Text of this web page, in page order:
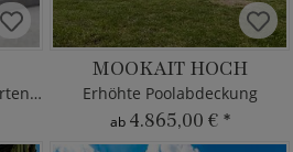
Swimming Pool für den Garten - Set
MOOKAIT HOCH
Erhöhte Poolabdeckung
ab 4.865,00 € *